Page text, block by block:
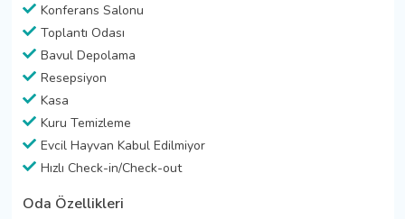
Konferans Salonu
Toplantı Odası
Bavul Depolama
Resepsiyon
Kasa
Kuru Temizleme
Evcil Hayvan Kabul Edilmiyor
Hızlı Check-in/Check-out
Oda Özellikleri